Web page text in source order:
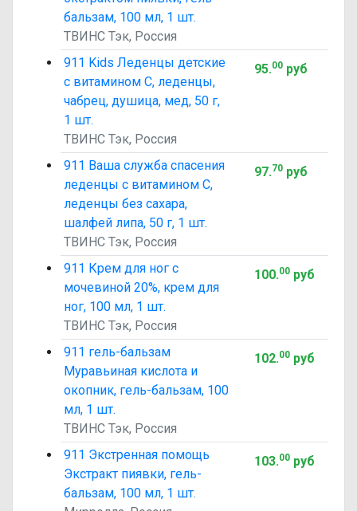
бальзам, 100 мл, 1 шт.
ТВИНС Тэк, Россия
911 Kids Леденцы детские
с витамином C, леденцы,
чабрец, душица, мед, 50 г,
1 шт.
ТВИНС Тэк, Россия
95.00руб
911 Ваша служба спасения
леденцы с витамином C,
леденцы без сахара,
шалфей липа, 50 г, 1 шт.
ТВИНС Тэк, Россия
97.70руб
911 Крем для ног с
мочевиной 20%, крем для
ног, 100 мл, 1 шт.
ТВИНС Тэк, Россия
100.00руб
911 гель-бальзам
Муравьиная кислота и
окопник, гель-бальзам, 100
мл, 1 шт.
ТВИНС Тэк, Россия
102.00руб
911 Экстренная помощь
Экстракт пиявки, гель-
бальзам, 100 мл, 1 шт.
103.00руб